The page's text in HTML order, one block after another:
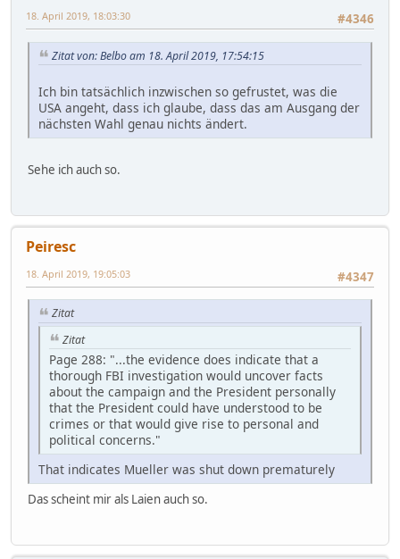
#4346
18. April 2019, 18:03:30
Zitat von: Belbo am 18. April 2019, 17:54:15
Ich bin tatsächlich inzwischen so gefrustet, was die
USA angeht, dass ich glaube, dass das am Ausgang der
nächsten Wahl genau nichts ändert.
Sehe ich auch so.
Peiresc
#4347
18. April 2019, 19:05:03
Zitat
Zitat
Page 288: "...the evidence does indicate that a
thorough FBI investigation would uncover facts
about the campaign and the President personally
that the President could have understood to be
crimes or that would give rise to personal and
political concerns."
That indicates Mueller was shut down prematurely
Das scheint mir als Laien auch so.